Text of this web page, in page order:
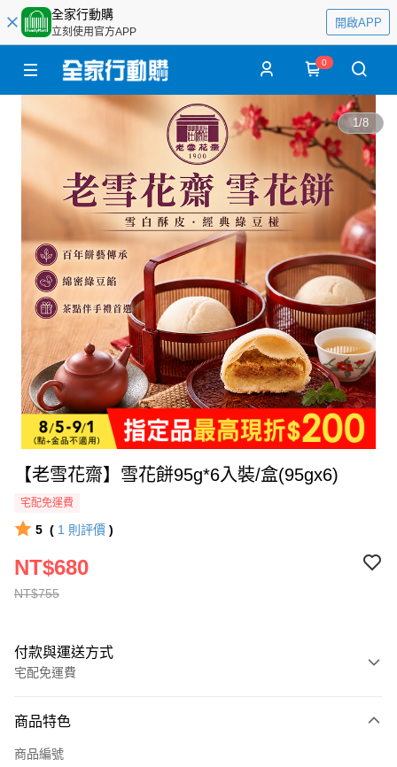
全家行動購
立刻使用官方APP
開啟APP
0
1/8
【老雪花齋】雪花餅95g*6入裝/盒(95gx6)
宅配免運費
5 ( 1 則評價 )
NT$755
NT$680
付款與運送方式
宅配免運費
全家線上支付
商品特色
商品編號